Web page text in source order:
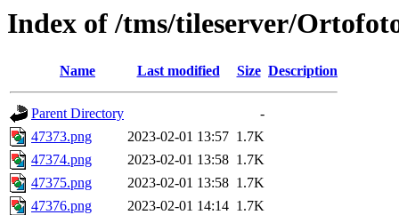
Index of /tms/tileserver/
Name Last modified Size Description
Parent Directory
-
47373.png
2023-02-01 13:57 1.7K
47374.png
2023-02-01 13:58 1.7K
47375.png
2023-02-01 13:58 1.7K
47376.png
2023-02-01 14:14 1.7K